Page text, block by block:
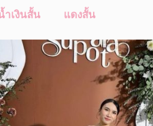
ำเงินสั้น แดงสั้น